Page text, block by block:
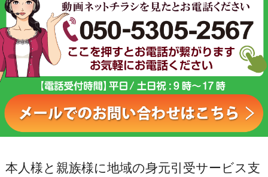
本人様と親族様に地域の身元引受サービス支